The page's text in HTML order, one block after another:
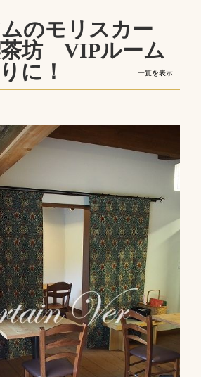
のモリスカー
茶坊 VIPルーム
に！
一覧を表示